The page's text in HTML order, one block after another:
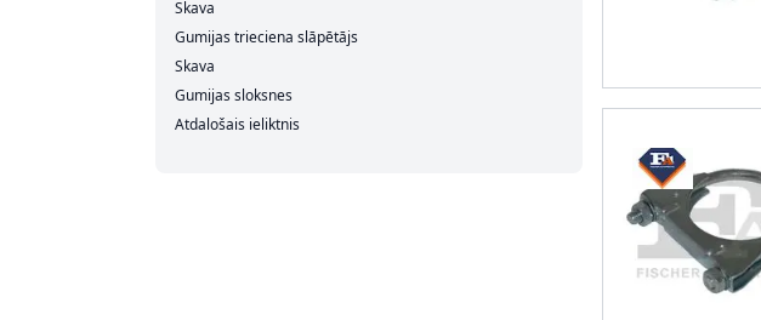
Skava
Gumijas trieciena slāpētājs
Skava
Gumijas sloksnes
Atdalošais ieliktnis